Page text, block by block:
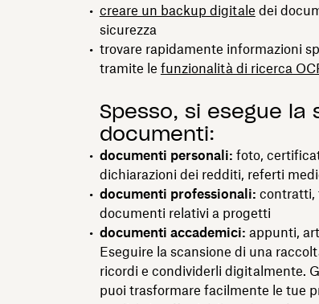
creare un backup digitale dei
sicurezza
trovare rapidamente informazioni
tramite le funzionalità di ricerca
Spesso, si esegue la
documenti:
documenti personali: foto,
dichiarazioni dei redditi, referti
documenti professionali: contratti,
documenti relativi a progetti
documenti accademici: appunti,
Eseguire la scansione di una
ricordi e condividerli digitalmente.
puoi trasformare facilmente le tue